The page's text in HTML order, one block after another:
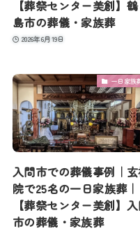
【葬祭センター美創】鶴
島市の葬儀・家族葬
2026年6月19日
一日家族
入間市での葬儀事例｜
院で25名の一日家族葬｜
【葬祭センター美創】
市の葬儀・家族葬